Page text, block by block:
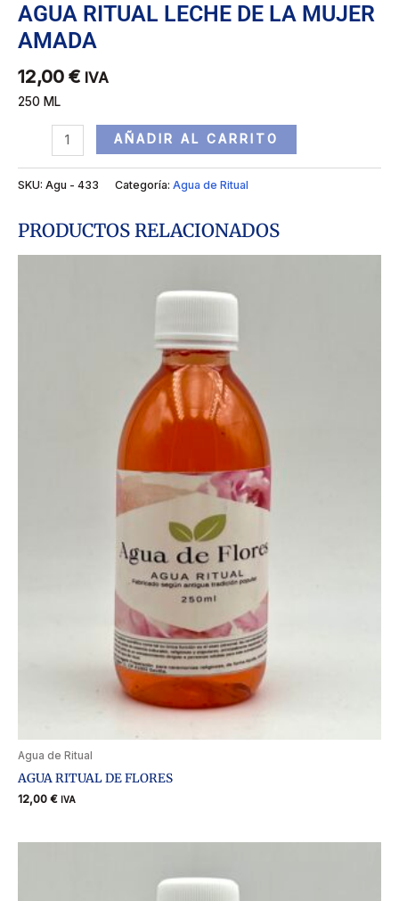
AGUA RITUAL LECHE DE LA MUJER
AMADA
12,00 € IVA
250 ML
AÑADIR AL CARRITO
SKU: Agu - 433 Categoría: Agua de Ritual
PRODUCTOS RELACIONADOS
Agua de Ritual
AGUA RITUAL DE FLORES
12,00 € IVA